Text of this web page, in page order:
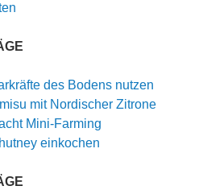
des Bodens nutzen
mit Nordischer Zitrone
Mini-Farming
einkochen